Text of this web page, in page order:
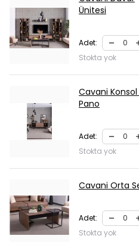
Ünitesi
Adet:
Stokta yok
Cavani
Pano
Adet:
Stokta yok
Cavani Orta
Adet:
Stokta yok